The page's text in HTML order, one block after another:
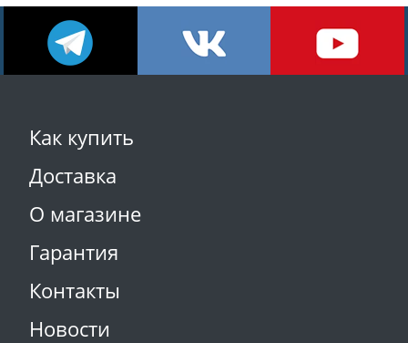
Как купить
Доставка
О магазине
Гарантия
Контакты
Новости